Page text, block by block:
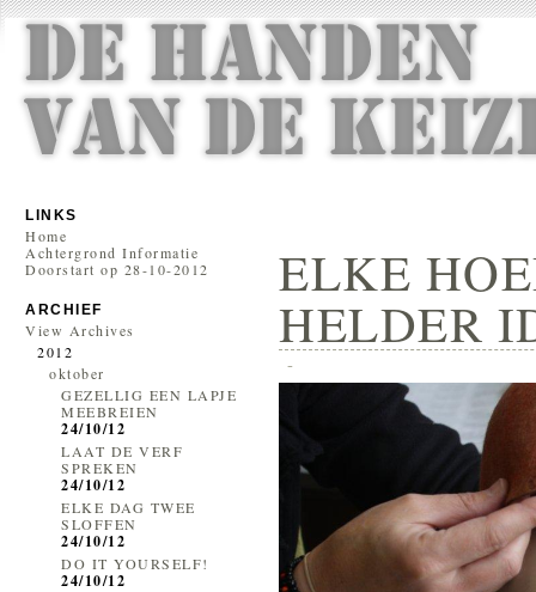
LINKS
Home
Achtergrond Informatie
Doorstart op 28-10-2012
ARCHIEF
View Archives
2012
oktober
GEZELLIG EEN LAPJE
MEEBREIEN
24/10/12
LAAT DE VERF
SPREKEN
24/10/12
ELKE DAG TWEE
SLOFFEN
24/10/12
DO IT YOURSELF!
24/10/12
ELKE
HELDER
-